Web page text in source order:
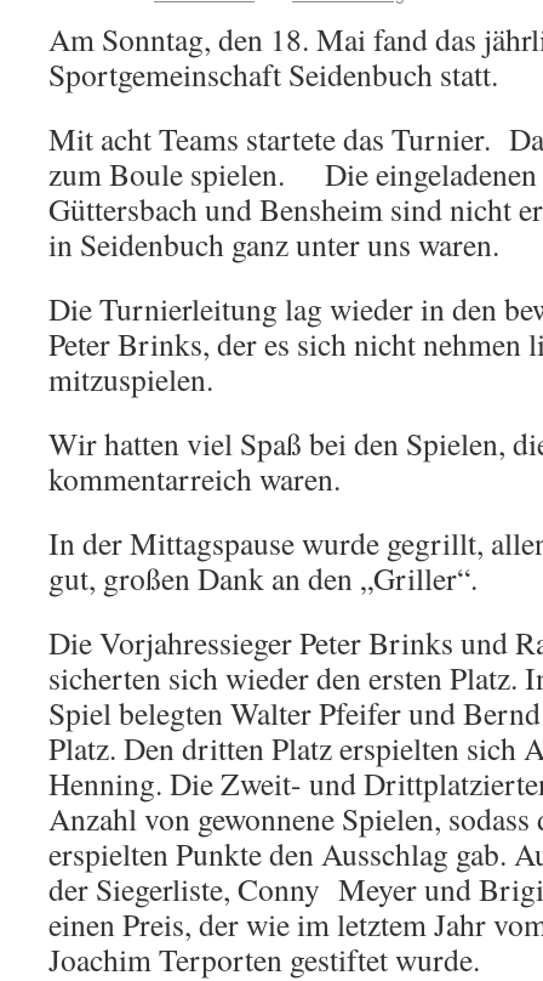
Am Sonntag, den 18. Mai fand das
Sportgemeinschaft Seidenbuch statt.
Mit acht Teams startete das Turnier.
zum Boule spielen. Die eingeladenen
Güttersbach und Bensheim sind nicht
in Seidenbuch ganz unter uns waren.
Die Turnierleitung lag wieder in den
Peter Brinks, der es sich nicht nehmen
mitzuspielen.
Wir hatten viel Spaß bei den Spielen,
kommentarreich waren.
In der Mittagspause wurde gegrillt,
gut, großen Dank an den „Griller“.
Die Vorjahressieger Peter Brinks und
sicherten sich wieder den ersten Platz.
Spiel belegten Walter Pfeifer und
Platz. Den dritten Platz erspielten sich
Henning. Die Zweit- und
Anzahl von gewonnene Spielen,
erspielten Punkte den Ausschlag gab.
der Siegerliste, Conny Meyer und
einen Preis, der wie im letztem Jahr
Joachim Terporten gestiftet wurde.